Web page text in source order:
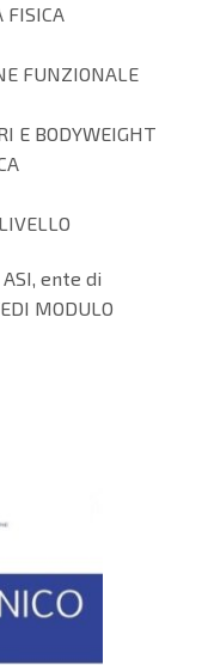
FISICA
FUNZIONALE
E BODYWEIGHT
ente di
MODULO